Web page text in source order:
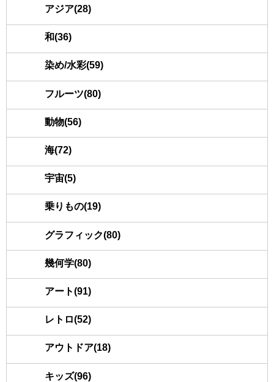
アジア(28)
和(36)
染め/水彩(59)
フルーツ(80)
動物(56)
海(72)
宇宙(5)
乗りもの(19)
グラフィック(80)
幾何学(80)
アート(91)
レトロ(52)
アウトドア(18)
キッズ(96)